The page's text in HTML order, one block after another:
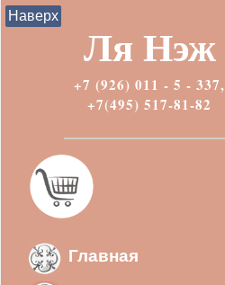
Ля Нэж
+7 (926) 011 - 5 - 337,
+7(495) 517-81-82
Главная
Наверх